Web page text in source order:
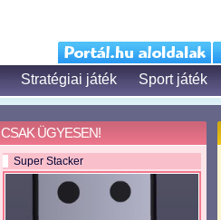
Stratégiai játék Sport játék
CSAK ÜGYESEN!
Super Stacker